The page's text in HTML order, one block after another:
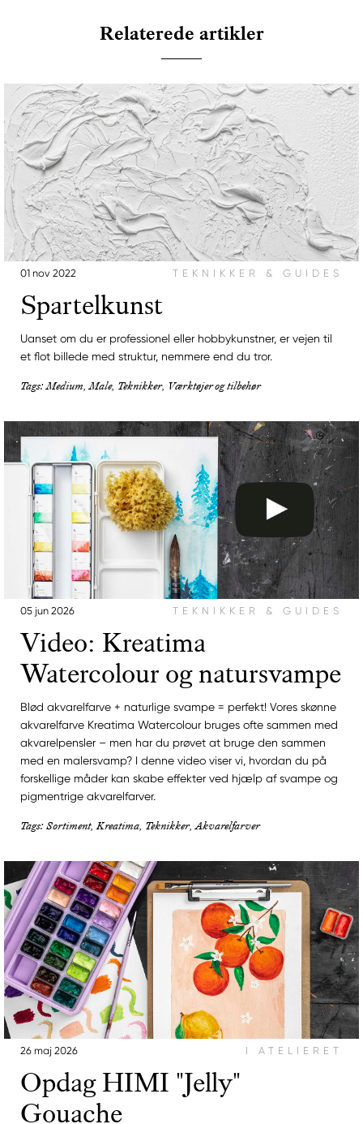
Relaterede artikler
01 nov 2022 TEKNIKKER & GUIDES
Spartelkunst
Uanset om du er professionel eller hobbykunstner, er vejen til
et flot billede med struktur, nemmere end du tror.
Tags: Medium, Male, Teknikker, Værktøjer og tilbehør
05 jun 2026 TEKNIKKER & GUIDES
Video: Kreatima
Watercolour og natursvampe
Blød akvarelfarve + naturlige svampe = perfekt! Vores skønne
akvarelfarve Kreatima Watercolour bruges ofte sammen med
akvarelpensler – men har du prøvet at bruge den sammen
med en malersvamp? I denne video viser vi, hvordan du på
forskellige måder kan skabe effekter ved hjælp af svampe og
pigmentrige akvarelfarver.
Tags: Sortiment, Kreatima, Teknikker, Akvarelfarver
26 maj 2026 I ATELIERET
Opdag HIMI "Jelly"
Gouache